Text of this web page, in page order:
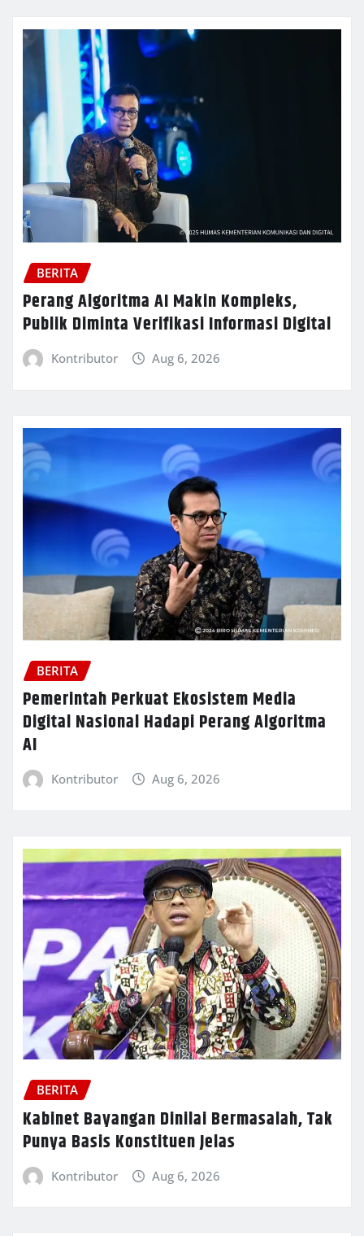
BERITA
Perang Algoritma AI Makin Kompleks,
Publik Diminta Verifikasi Informasi Digital
Kontributor Aug 6, 2026
BERITA
Pemerintah Perkuat Ekosistem Media
Digital Nasional Hadapi Perang Algoritma
AI
Kontributor Aug 6, 2026
BERITA
Kabinet Bayangan Dinilai Bermasalah, Tak
Punya Basis Konstituen Jelas
Kontributor Aug 6, 2026